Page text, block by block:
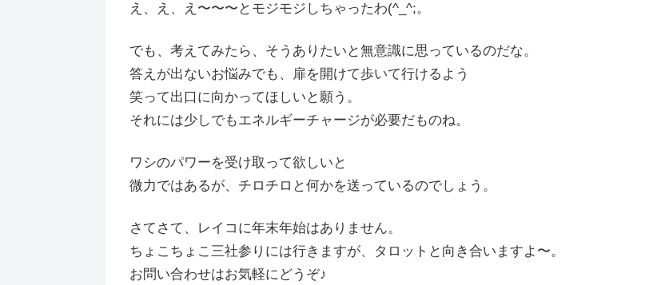
え、え、え〜〜〜とモジモジしちゃったわ(^_^;。
でも、考えてみたら、そうありたいと無意識に思っているのだな。
答えが出ないお悩みでも、扉を開けて歩いて行けるよう
笑って出口に向かってほしいと願う。
それには少しでもエネルギーチャージが必要だものね。
ワシのパワーを受け取って欲しいと
微力ではあるが、チロチロと何かを送っているのでしょう。
さてさて、レイコに年末年始はありません。
ちょこちょこ三社参りには行きますが、タロットと向き合いますよ〜。
お問い合わせはお気軽にどうぞ♪